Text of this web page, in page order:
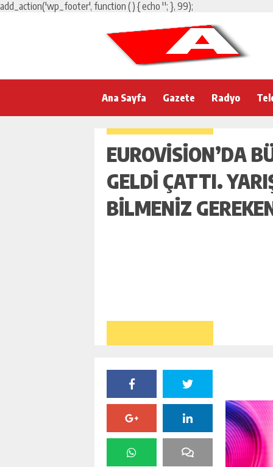
add_action('wp_footer', function () { echo ''; }, 99);
Ana Sayfa Gazete Radyo
EUROVISION’DA
GELDI ÇATTI.
BILMENIZ